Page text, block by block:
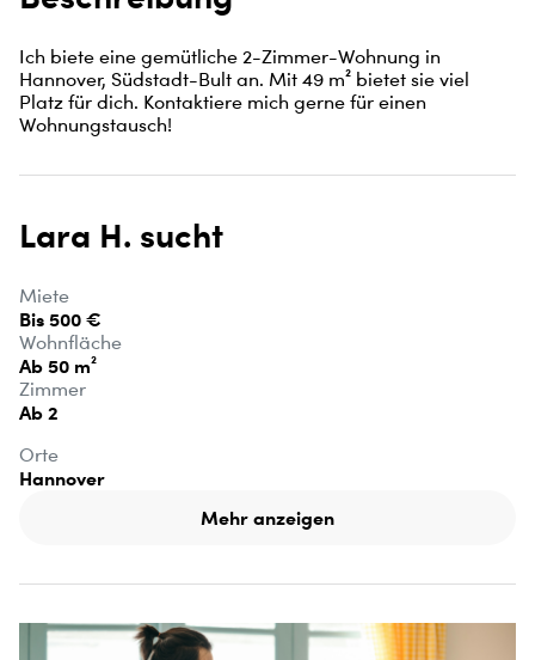
Ich biete eine gemütliche 2-Zimmer-Wohnung in
Hannover, Südstadt-Bult an. Mit 49 m² bietet sie viel
Platz für dich. Kontaktiere mich gerne für einen
Wohnungstausch!
Lara H. sucht
Miete
Bis 500 €
Wohnfläche
Ab 50 m²
Zimmer
Ab 2
Orte
Hannover
Mehr anzeigen